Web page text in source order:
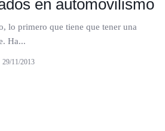
en automovilismo
lo primero que tiene que tener una
Ha...
29/11/2013